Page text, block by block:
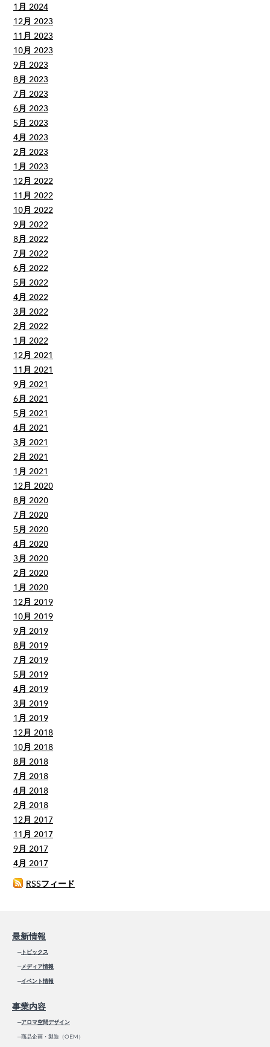
1月 2024
12月 2023
11月 2023
10月 2023
9月 2023
8月 2023
7月 2023
6月 2023
5月 2023
4月 2023
2月 2023
1月 2023
12月 2022
11月 2022
10月 2022
9月 2022
8月 2022
7月 2022
6月 2022
5月 2022
4月 2022
3月 2022
2月 2022
1月 2022
12月 2021
11月 2021
9月 2021
6月 2021
5月 2021
4月 2021
3月 2021
2月 2021
1月 2021
12月 2020
8月 2020
7月 2020
5月 2020
4月 2020
3月 2020
2月 2020
1月 2020
12月 2019
10月 2019
9月 2019
8月 2019
7月 2019
5月 2019
4月 2019
3月 2019
1月 2019
12月 2018
10月 2018
8月 2018
7月 2018
4月 2018
2月 2018
12月 2017
11月 2017
9月 2017
4月 2017
RSSフィード
最新情報
─トピックス
─メディア情報
─イベント情報
事業内容
─アロマ空間デザイン
─商品企画・製造（OEM）